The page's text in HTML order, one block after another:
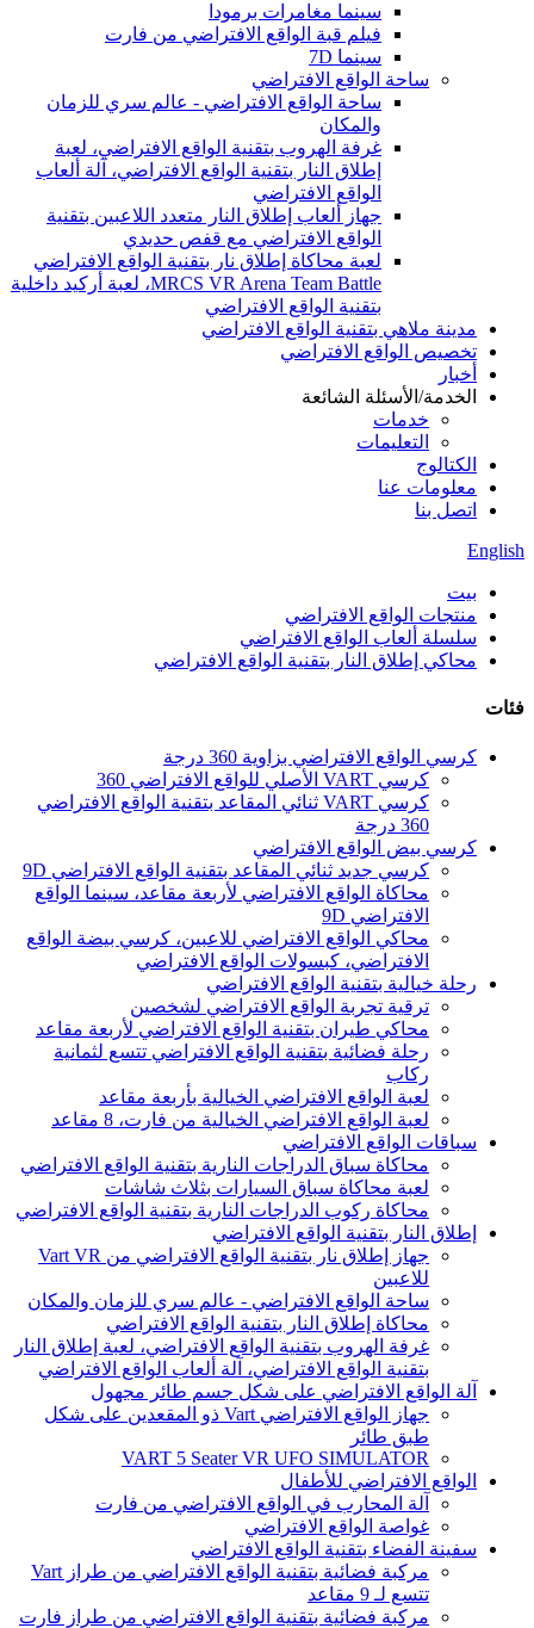
سينما مغامرات برمودا
فيلم قبة الواقع الافتراضي من فارت
سينما 7D
ساحة الواقع الافتراضي
ساحة الواقع الافتراضي - عالم سري للزمان
والمكان
غرفة الهروب بتقنية الواقع الافتراضي، لعبة
إطلاق النار بتقنية الواقع الافتراضي، آلة ألعاب
الواقع الافتراضي
جهاز ألعاب إطلاق النار متعدد اللاعبين بتقنية
الواقع الافتراضي مع قفص حديدي
لعبة محاكاة إطلاق نار بتقنية الواقع الافتراضي
MRCS VR Arena Team Battle، لعبة أركيد داخلية
بتقنية الواقع الافتراضي
مدينة ملاهي بتقنية الواقع الافتراضي
تخصيص الواقع الافتراضي
أخبار
الخدمة/الأسئلة الشائعة
خدمات
التعليمات
الكتالوج
معلومات عنا
اتصل بنا
English
بيت
منتجات الواقع الافتراضي
سلسلة ألعاب الواقع الافتراضي
محاكي إطلاق النار بتقنية الواقع الافتراضي
فئات
كرسي الواقع الافتراضي بزاوية 360 درجة
كرسي VART الأصلي للواقع الافتراضي 360
كرسي VART ثنائي المقاعد بتقنية الواقع الافتراضي
360 درجة
كرسي بيض الواقع الافتراضي
كرسي جديد ثنائي المقاعد بتقنية الواقع الافتراضي 9D
محاكاة الواقع الافتراضي لأربعة مقاعد، سينما الواقع
الافتراضي 9D
محاكي الواقع الافتراضي للاعبين، كرسي بيضة الواقع
الافتراضي، كبسولات الواقع الافتراضي
رحلة خيالية بتقنية الواقع الافتراضي
ترقية تجربة الواقع الافتراضي لشخصين
محاكي طيران بتقنية الواقع الافتراضي لأربعة مقاعد
رحلة فضائية بتقنية الواقع الافتراضي تتسع لثمانية
ركاب
لعبة الواقع الافتراضي الخيالية بأربعة مقاعد
لعبة الواقع الافتراضي الخيالية من فارت، 8 مقاعد
سباقات الواقع الافتراضي
محاكاة سباق الدراجات النارية بتقنية الواقع الافتراضي
لعبة محاكاة سباق السيارات بثلاث شاشات
محاكاة ركوب الدراجات النارية بتقنية الواقع الافتراضي
إطلاق النار بتقنية الواقع الافتراضي
جهاز إطلاق نار بتقنية الواقع الافتراضي من Vart VR
للاعبين
ساحة الواقع الافتراضي - عالم سري للزمان والمكان
محاكاة إطلاق النار بتقنية الواقع الافتراضي
غرفة الهروب بتقنية الواقع الافتراضي، لعبة إطلاق النار
بتقنية الواقع الافتراضي، آلة ألعاب الواقع الافتراضي
آلة الواقع الافتراضي على شكل جسم طائر مجهول
جهاز الواقع الافتراضي Vart ذو المقعدين على شكل
طبق طائر
VART 5 Seater VR UFO SIMULATOR
الواقع الافتراضي للأطفال
آلة المحارب في الواقع الافتراضي من فارت
غواصة الواقع الافتراضي
سفينة الفضاء بتقنية الواقع الافتراضي
مركبة فضائية بتقنية الواقع الافتراضي من طراز Vart
تتسع لـ 9 مقاعد
مركبة فضائية بتقنية الواقع الافتراضي من طراز فارت